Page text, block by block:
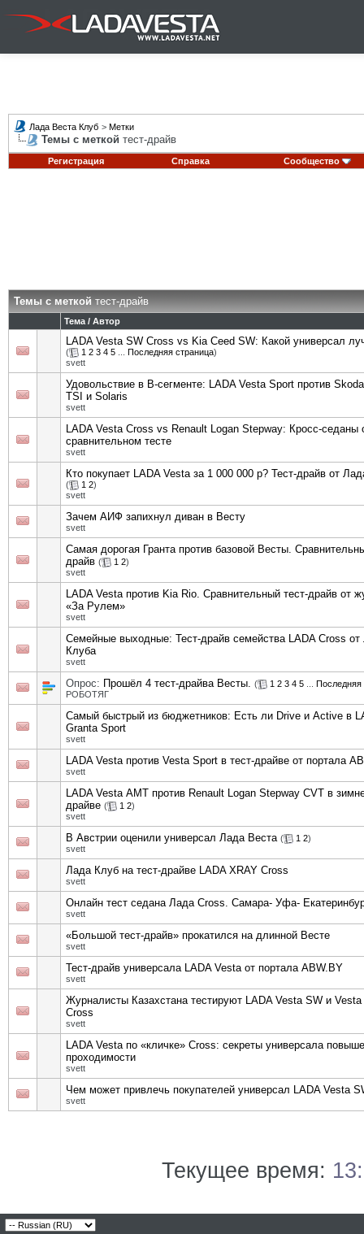
Лада Веста Клуб > Метки
Темы с меткой тест-драйв
Регистрация Справка Сообщество
Темы с меткойтест-драйв
Тема / Автор
LADA Vesta SW Cross vs Kia Ceed SW: Какой универсал
( 1 2 3 4 5 Последняя страница)
svett
Удовольствие в В-сегменте: LADA Vesta Sport против
TSI и Solaris
svett
LADA Vesta Cross vs Renault Logan Stepway: Кросс-седаны
сравнительном тесте
svett
Кто покупает LADA Vesta за 1 000 000 р? Тест-драйв от
( 1 2)
svett
Зачем АИФ запихнул диван в Весту
svett
Самая дорогая Гранта против базовой Весты.
драйв ( 1 2)
svett
LADA Vesta против Kia Rio. Сравнительный тест-драйв от
«За Рулем»
svett
Семейные выходные: Тест-драйв семейства LADA Cross от
Клуба
svett
Опрос: Прошёл 4 тест-драйва Весты. ( 1 2 3 4 5
Последняя
РОБОТЯГ
Самый быстрый из бюджетников: Есть ли Drive и Active в
Granta Sport
svett
LADA Vesta против Vesta Sport в тест-драйве от портала
svett
LADA Vesta АМТ против Renault Logan Stepway CVT в
драйве ( 1 2)
svett
В Австрии оценили универсал Лада Веста ( 1 2)
svett
Лада Клуб на тест-драйве LADA XRAY Cross
svett
Онлайн тест седана Лада Cross. Самара- Уфа-
svett
«Большой тест-драйв» прокатился на длинной Весте
svett
Тест-драйв универсала LADA Vesta от портала ABW.BY
svett
Журналисты Казахстана тестируют LADA Vesta SW и Vesta
Cross
svett
LADA Vesta по «кличке» Cross: секреты универсала
проходимости
svett
Чем может привлечь покупателей универсал LADA Vesta
svett
Текущее время: